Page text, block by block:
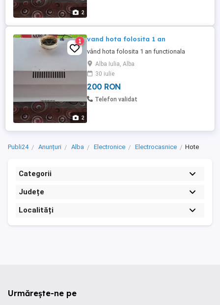
2
2
1 vand hota folosita 1 an
vând hota folosita 1 an functionala
Alba Iulia, Alba
30 iulie
200 RON
Telefon validat
Publi24 Anunțuri Alba Electronice Electrocasnice Hote
Categorii
Județe
Localități
Urmărește-ne pe